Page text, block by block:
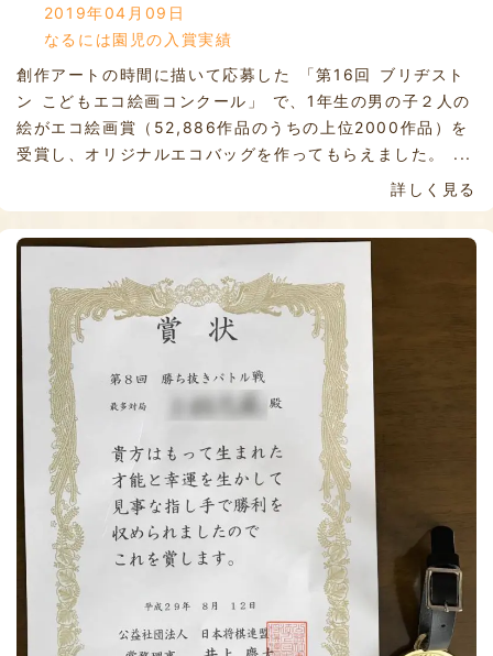
2019年04月09日
なるには園児の入賞実績
創作アートの時間に描いて応募した 「第16回 ブリヂスト
ン こどもエコ絵画コンクール」 で、1年生の男の子２人の
絵がエコ絵画賞（52,886作品のうちの上位2000作品）を
受賞し、オリジナルエコバッグを作ってもらえました。 ...
詳しく見る